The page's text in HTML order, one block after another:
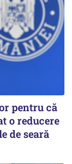
pentru că
o reducere
de seară